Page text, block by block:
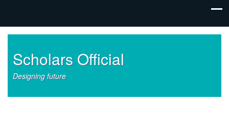
Scholars Official
Designing future